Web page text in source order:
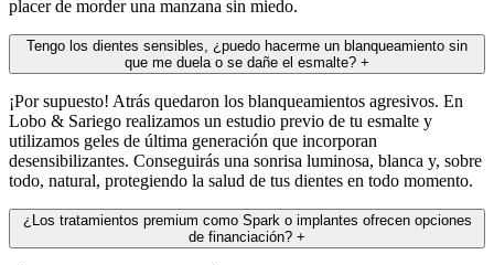
placer de morder una manzana sin miedo.
Tengo los dientes sensibles, ¿puedo hacerme un blanqueamiento sin
que me duela o se dañe el esmalte? +
¡Por supuesto! Atrás quedaron los blanqueamientos agresivos. En
Lobo & Sariego realizamos un estudio previo de tu esmalte y
utilizamos geles de última generación que incorporan
desensibilizantes. Conseguirás una sonrisa luminosa, blanca y, sobre
todo, natural, protegiendo la salud de tus dientes en todo momento.
¿Los tratamientos premium como Spark o implantes ofrecen opciones
de financiación? +